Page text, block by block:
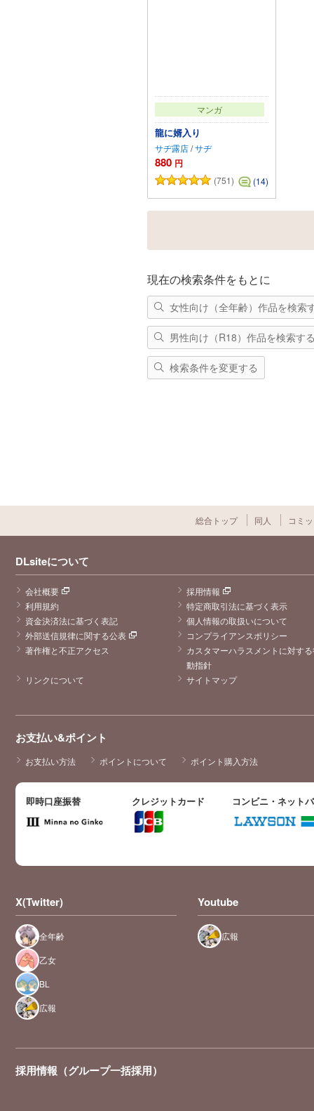
マンガ
龍に婿入り
サヂ露店/サヂ
880 円
(751) (14)
カートに追加
現在の検索条件をもとに
女性向け（全年齢）作品を検索
男性向け（R18）作品を検索す
検索条件を変更する
総合トップ 同人 コミ
DLsiteについて
会社概要
採用情報
利用規約
特定商取引法に基づく表示
資金決済法に基づく表記
個人情報の取扱いについて
外部送信規律に関する公表
コンプライアンスポリシー
著作権と不正アクセス
カスタマーハラスメントに対す
動指針
リンクについて
サイトマップ
お支払い&ポイント
お支払い方法 ポイントについて ポイント購入方法
即時口座振替 クレジットカード コンビニ・ネット
X(Twitter)
全年齢
乙女
BL
広報
Youtube
広報
採用情報（グループ一括採用）